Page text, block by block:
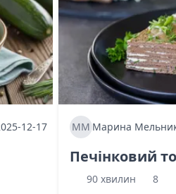
12-17 МММарина
Печінковий
90 хвилин
8